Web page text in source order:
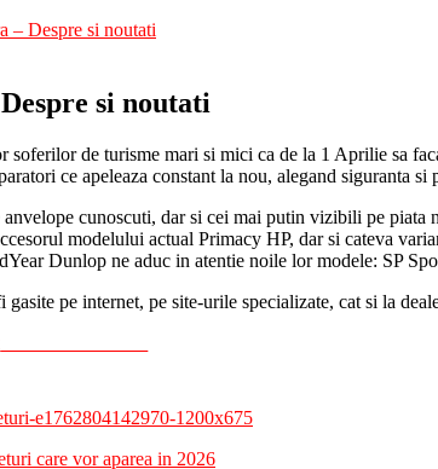
– Despre si noutati
si noutati
soferilor de turisme mari si mici ca de la 1 Aprilie sa
ce apeleaza constant la nou, alegand siguranta
cunoscuti, dar si cei mai putin vizibili pe
modelului actual Primacy HP, dar si cateva
Dunlop ne aduc in atentie noile lor modele: SP
pe internet, pe site-urile specializate, cat si la
care vor aparea in 2026